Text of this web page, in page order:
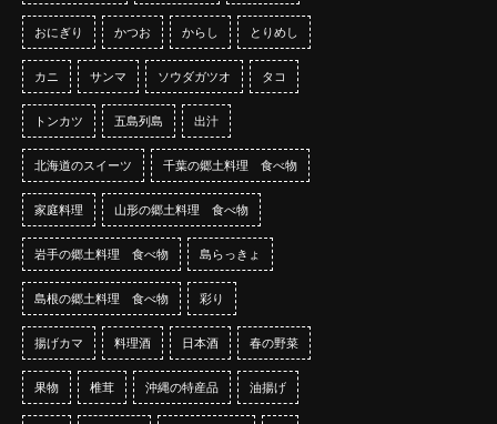
おにぎり かつお からし とりめし
カニ サンマ ソウダガツオ タコ
トンカツ 五島列島 出汁
北海道のスイーツ 千葉の郷土料理 食べ物
家庭料理 山形の郷土料理 食べ物
岩手の郷土料理 食べ物 島らっきょ
島根の郷土料理 食べ物 彩り
揚げカマ 料理酒 日本酒 春の野菜
果物 椎茸 沖縄の特産品 油揚げ